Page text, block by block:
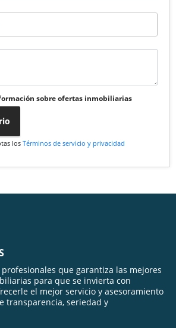
sobre ofertas inmobiliarias
los Términos de servicio y privacidad
que garantiza las mejores
para que se invierta con
el mejor servicio y asesoramiento
transparencia, seriedad y